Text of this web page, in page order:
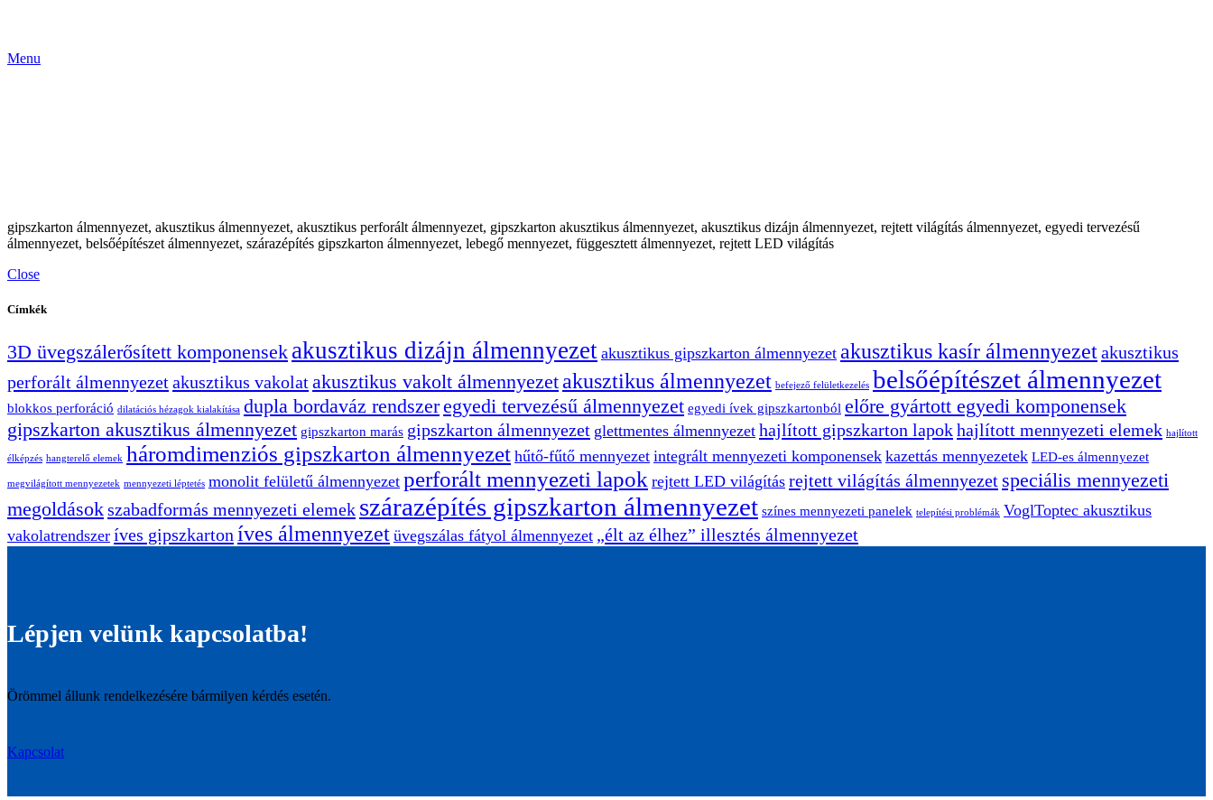
Menu
gipszkarton álmennyezet, akusztikus álmennyezet, akusztikus perforált álmennyezet, gipszkarton akusztikus álmennyezet, akusztikus dizájn álmennyezet, rejtett világítás álmennyezet, egyedi tervezésű
álmennyezet, belsőépítészet álmennyezet, szárazépítés gipszkarton álmennyezet, lebegő mennyezet, függesztett álmennyezet, rejtett LED világítás
Close
Címkék
3D üvegszálerősített komponensek akusztikus dizájn álmennyezet akusztikus gipszkarton álmennyezet akusztikus kasír álmennyezetakusztikus
perforált álmennyezetakusztikus vakolatakusztikus vakolt álmennyezetakusztikus álmennyezet befejező felületkezelés belsőépítészet álmennyezet
blokkos perforáció dilatációs hézagok kialakítása dupla bordaváz rendszeregyedi tervezésű álmennyezet egyedi ívek gipszkartonból előre gyártott egyedi komponensek
gipszkarton akusztikus álmennyezet gipszkarton marás gipszkarton álmennyezet glettmentes álmennyezet hajlított gipszkarton lapokhajlított mennyezeti elemek hajlított
élképzés hangterelő elemek háromdimenziós gipszkarton álmennyezet hűtő-fűtő mennyezet integrált mennyezeti komponensek kazettás mennyezetek LED-es álmennyezet
megvilágított mennyezetek mennyezeti léptetés monolit felületű álmennyezet perforált mennyezeti lapok rejtett LED világítás rejtett világítás álmennyezet speciális mennyezeti
megoldásokszabadformás mennyezeti elemek szárazépítés gipszkarton álmennyezet színes mennyezeti panelek telepítési problémák VoglToptec akusztikus
vakolatrendszer íves gipszkarton íves álmennyezet üvegszálas fátyol álmennyezet „élt az élhez” illesztés álmennyezet
Lépjen velünk kapcsolatba!
Örömmel állunk rendelkezésére bármilyen kérdés esetén.
Kapcsolat